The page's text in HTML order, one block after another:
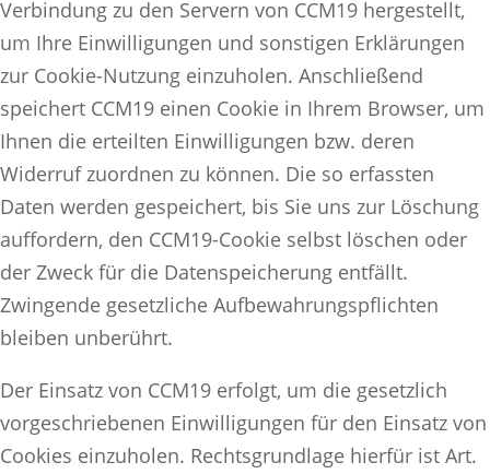
Verbindung zu den Servern von CCM19 hergestellt,
um Ihre Einwilligungen und sonstigen Erklärungen
zur Cookie-Nutzung einzuholen. Anschließend
speichert CCM19 einen Cookie in Ihrem Browser, um
Ihnen die erteilten Einwilligungen bzw. deren
Widerruf zuordnen zu können. Die so erfassten
Daten werden gespeichert, bis Sie uns zur Löschung
auffordern, den CCM19-Cookie selbst löschen oder
der Zweck für die Datenspeicherung entfällt.
Zwingende gesetzliche Aufbewahrungspflichten
bleiben unberührt.
Der Einsatz von CCM19 erfolgt, um die gesetzlich
vorgeschriebenen Einwilligungen für den Einsatz von
Cookies einzuholen. Rechtsgrundlage hierfür ist Art.